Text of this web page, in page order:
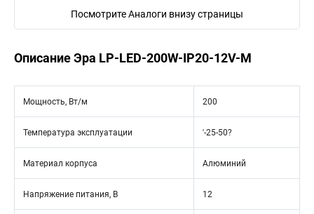
Посмотрите Аналоги внизу страницы
Описание Эра LP-LED-200W-IP20-12V-M
Мощность, Вт/м 200
Температура эксплуатации '-25-50?
Материал корпуса Алюминий
Напряжение питания, В 12